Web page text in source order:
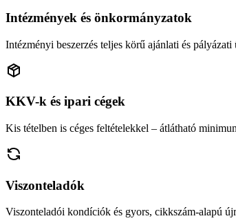
Intézmények és önkormányzatok
Intézményi beszerzés teljes körű ajánlati és pályázati
KKV-k és ipari cégek
Kis tételben is céges feltételekkel – átlátható
Viszonteladók
Viszonteladói kondíciók és gyors, cikkszám-alapú